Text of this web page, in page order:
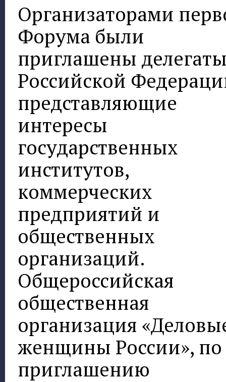
Организаторами
Форума были
приглашены
Российской
представляющие
интересы
государственных
институтов,
коммерческих
предприятий и
общественных
организаций.
Общероссийская
общественная
организация
женщины России», по
приглашению